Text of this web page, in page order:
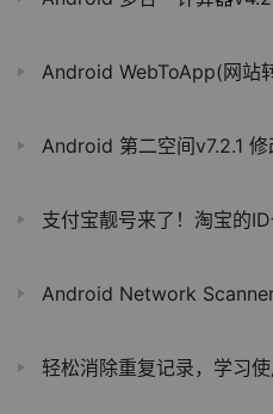
Android WebToApp(网站
Android 第二空间v7.2.1 修
支付宝靓号来了！淘宝的ID
Android Network
轻松消除重复记录，学习使用